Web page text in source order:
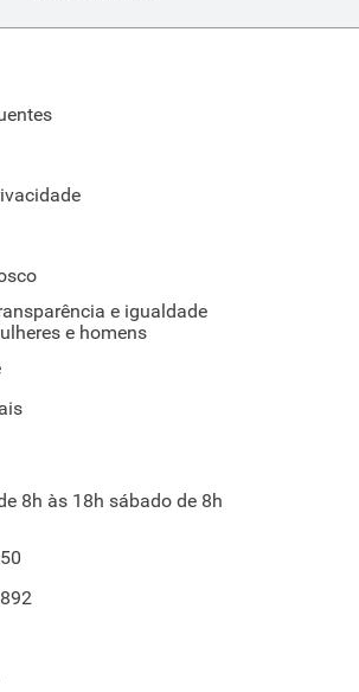
e igualdade
e homens
8h às 18h sábado de 8h